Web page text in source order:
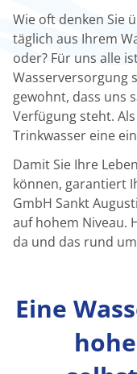
Wie oft denken Sie
täglich aus Ihrem
oder? Für uns alle
Wasserversorgung
gewohnt, dass uns
Verfügung steht.
Trinkwasser eine
Damit Sie Ihre
können, garantiert
GmbH Sankt
auf hohem Niveau.
da und das rund
Eine